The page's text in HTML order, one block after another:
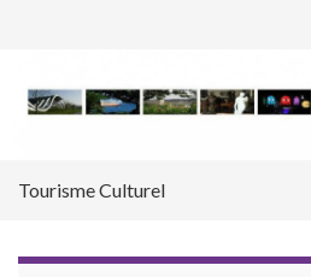
Tourisme Culturel